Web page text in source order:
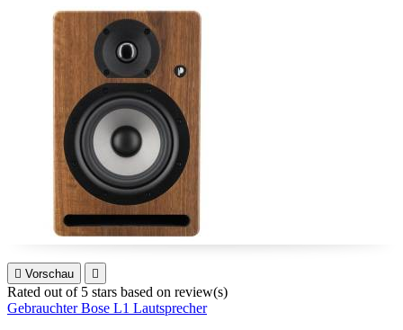
 Vorschau 
Rated out of 5 stars based on review(s)
Gebrauchter Bose L1 Lautsprecher